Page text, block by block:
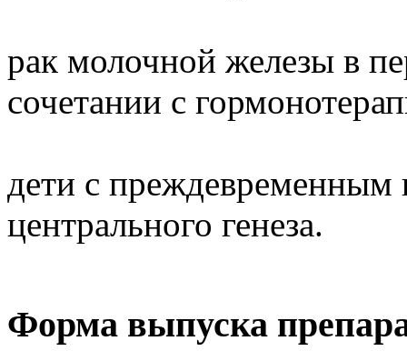
рак молочной железы в
сочетании с
дети с
центрального генеза.
Форма выпуска